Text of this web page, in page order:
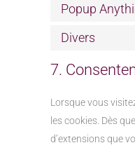
Popup
Divers
7.
Lorsque vous
les cookies. Dès
d’extensions que